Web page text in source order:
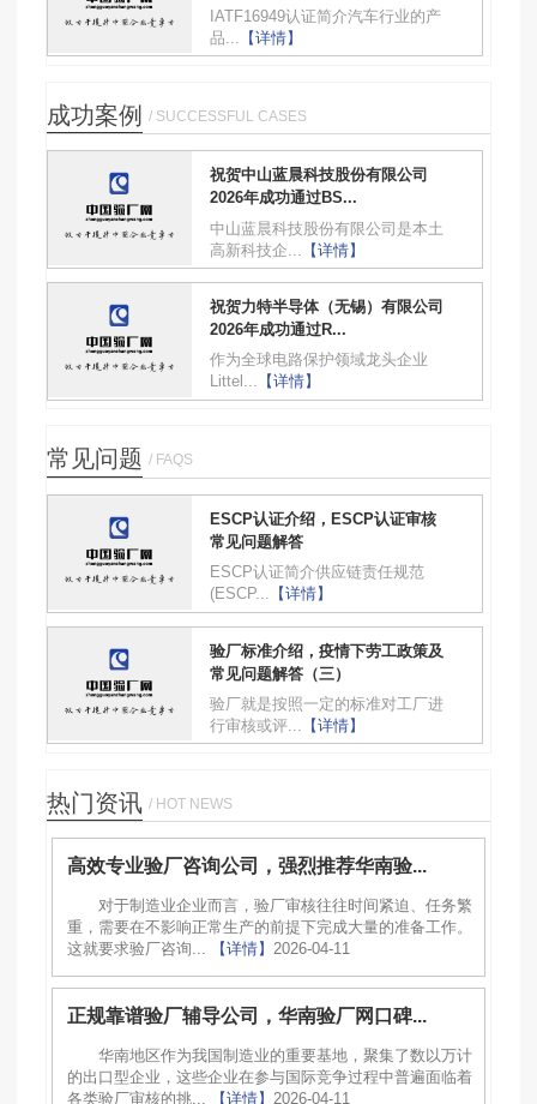
IATF16949认证简介汽车行业的产
品...
【详情】
成功案例 / SUCCESSFUL CASES
祝贺中山蓝晨科技股份有限公司
2026年成功通过BS...
中山蓝晨科技股份有限公司是本土
高新科技企...
【详情】
祝贺力特半导体（无锡）有限公司
2026年成功通过R...
作为全球电路保护领域龙头企业
Littel... 【详情】
常见问题 / FAQS
ESCP认证介绍，ESCP认证审核
常见问题解答
ESCP认证简介供应链责任规范
(ESCP... 【详情】
验厂标准介绍，疫情下劳工政策及
常见问题解答（三）
验厂就是按照一定的标准对工厂进
行审核或评... 【详情】
热门资讯 / HOT NEWS
高效专业验厂咨询公司，强烈推荐华南验...
对于制造业企业而言，验厂审核往往时间紧迫、任务繁
重，需要在不影响正常生产的前提下完成大量的准备工作。
这就要求验厂咨询...
【详情】 2026-04-11
正规靠谱验厂辅导公司，华南验厂网口碑...
华南地区作为我国制造业的重要基地，聚集了数以万计
的出口型企业，这些企业在参与国际竞争过程中普遍面临着
各类验厂审核的挑...
【详情】 2026-04-11